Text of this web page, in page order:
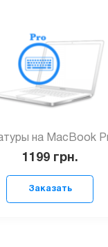
на MacBook
1199 грн.